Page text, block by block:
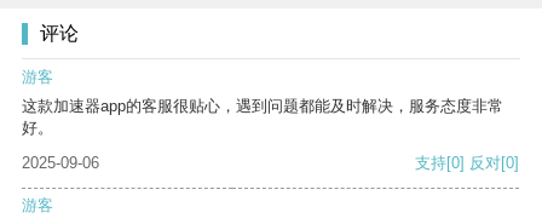
评论
游客
这款加速器app的客服很贴心，遇到问题都能及时解决，服务态度非常
好。
2025-09-06
支持[0] 反对[0]
游客